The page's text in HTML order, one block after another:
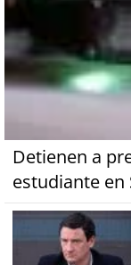
Detienen a
estudiante en